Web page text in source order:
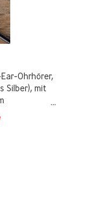
Ear-Ohrhörer,
Silber), mit